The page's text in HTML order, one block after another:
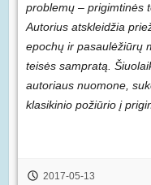
problemų – prigimtinės
Autorius atskleidžia
epochų ir pasaulėžiūrų
teisės sampratą.
autoriaus nuomone,
klasikinio požiūrio į
2017-05-13